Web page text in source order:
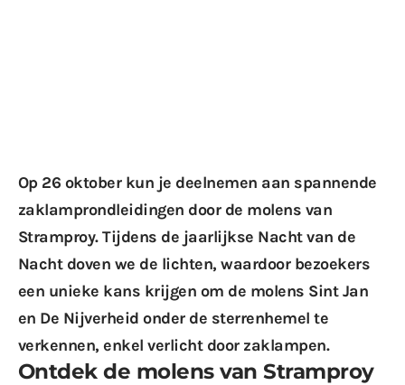
Op 26 oktober kun je deelnemen aan spannende
zaklamprondleidingen door de molens van
Stramproy. Tijdens de jaarlijkse Nacht van de
Nacht doven we de lichten, waardoor bezoekers
een unieke kans krijgen om de molens Sint Jan
en De Nijverheid onder de sterrenhemel te
verkennen, enkel verlicht door zaklampen.
Ontdek de molens van Stramproy